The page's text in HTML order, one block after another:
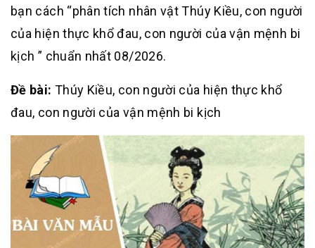
bạn cách “phân tích nhân vật Thúy Kiều, con người
của hiện thực khổ đau, con người của vận mệnh bi
kịch ” chuẩn nhất 08/2026.
Đề bài: Thúy Kiều, con người của hiện thực khổ
đau, con người của vận mệnh bi kịch